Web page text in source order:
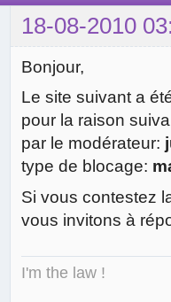
18-08-2010
Bonjour,
Le site suivant a
pour la raison
par le modérateur:
type de blocage:
Si vous contestez
vous invitons à
I'm the law !